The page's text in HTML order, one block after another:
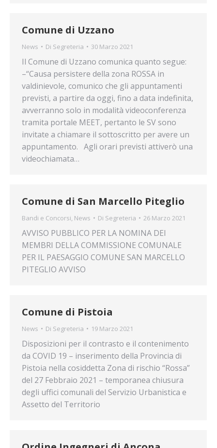
Comune di Uzzano
News Di Segreteria 30 Marzo 2021
Il Comune di Uzzano comunica quanto segue:
–“Causa persistere della zona ROSSA in
valdinievole, comunico che gli appuntamenti
previsti, a partire da oggi, fino a data indefinita,
avverranno solo in modalità videoconferenza
tramita portale MEET, pertanto le SV sono
invitate a chiamare il sottoscritto per avere un
appuntamento. Agli orari previsti attiverò una
videochiamata…
Comune di San Marcello Piteglio
Bandi e Concorsi, News Di Segreteria 26 Marzo 2021
AVVISO PUBBLICO PER LA NOMINA DEI
MEMBRI DELLA COMMISSIONE COMUNALE
PER IL PAESAGGIO COMUNE SAN MARCELLO
PITEGLIO AVVISO
Comune di Pistoia
News Di Segreteria 19 Marzo 2021
Disposizioni per il contrasto e il contenimento
da COVID 19 – inserimento della Provincia di
Pistoia nella cosiddetta Zona di rischio “Rossa”
del 27 Febbraio 2021 – temporanea chiusura
degli uffici comunali del Servizio Urbanistica e
Assetto del Territorio